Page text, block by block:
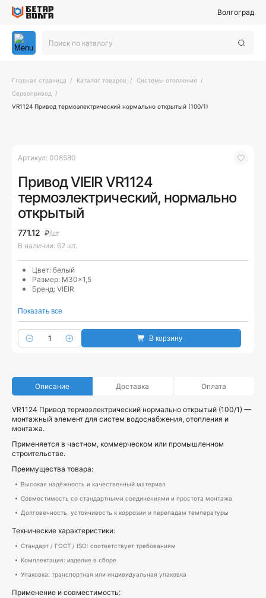
Волгоград
Главная страница Каталог товаров
Системы отопления
Сервопривод
VR1124 Привод термоэлектрический нормально открытый (100/1)
Артикул: 008580
Привод VIEIR VR1124
термоэлектрический, нормально
открытый
771.12 ₽/шт
В наличии: 62 шт.
Цвет: белый
Размер: M30x1,5
Бренд: VIEIR
Показать все
В корзину
Описание Доставка Оплата
VR1124 Привод термоэлектрический нормально открытый (100/1) —
монтажный элемент для систем водоснабжения, отопления и
монтажа.
Применяется в частном, коммерческом или промышленном
строительстве.
Преимущества товара:
Высокая надёжность и качественный материал
Совместимость со стандартными соединениями и простота монтажа
Долговечность, устойчивость к коррозии и перепадам температуры
Технические характеристики:
Стандарт / ГОСТ / ISO: соответствует требованиям
Комплектация: изделие в сборе
Упаковка: транспортная или индивидуальная упаковка
Применение и совместимость: